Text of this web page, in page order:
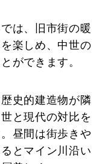
は、旧市街の暖
楽しめ、中世の
ができます。
史的建造物が隣
と現代の対比を
昼間は街歩きや
とマイン川沿い